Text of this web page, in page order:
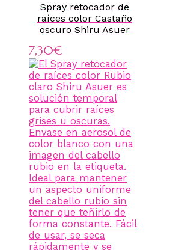
Spray retocador de
raíces color Castaño
oscuro Shiru Asuer
7,30€